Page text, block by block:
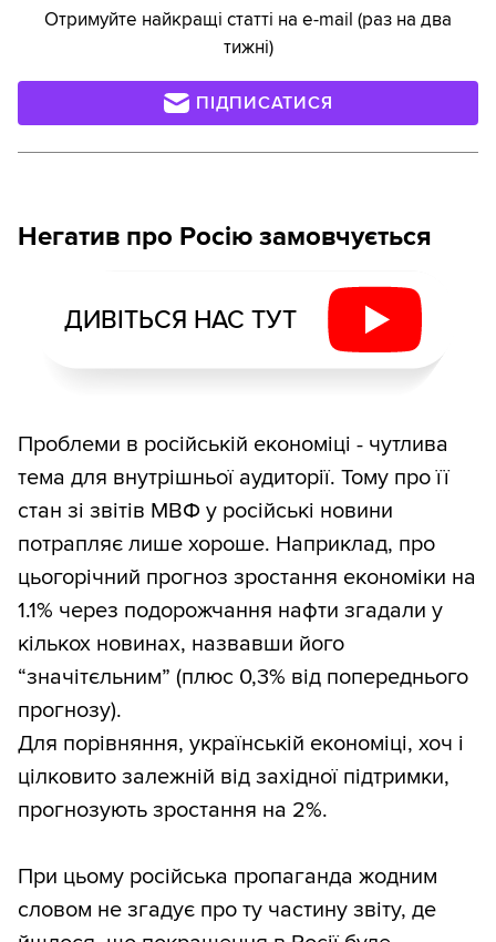
Отримуйте найкращі статті на e-mail (раз на два
тижні)
ПІДПИСАТИСЯ
Негатив про Росію замовчується
ДИВІТЬСЯ НАС ТУТ
Проблеми в російській економіці - чутлива
тема для внутрішньої аудиторії. Тому про її
стан зі звітів МВФ у російські новини
потрапляє лише хороше. Наприклад, про
цьогорічний прогноз зростання економіки на
1.1% через подорожчання нафти згадали у
кількох новинах, назвавши його
“значітєльним” (плюс 0,3% від попереднього
прогнозу).
Для порівняння, українській економіці, хоч і
цілковито залежній від західної підтримки,
прогнозують зростання на 2%.
При цьому російська пропаганда жодним
словом не згадує про ту частину звіту, де